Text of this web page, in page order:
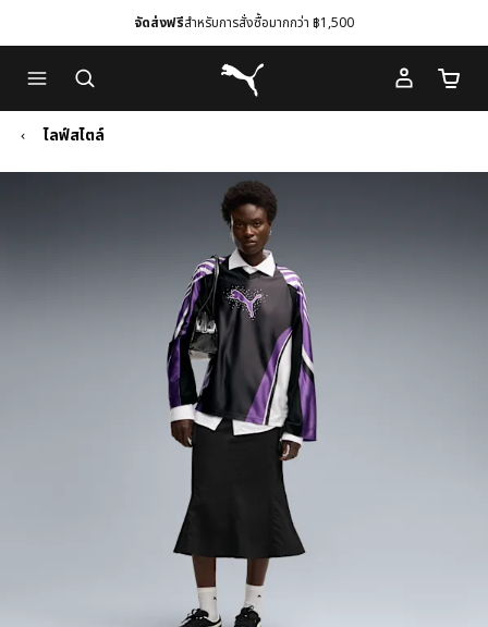
to
Main
content
to
Footer
Content
จัดส่งฟรีสำหรับการสั่งซื้อมากกว่า ฿1,500
Puma โฮม
จำนว
ไลฟ์สไตล์